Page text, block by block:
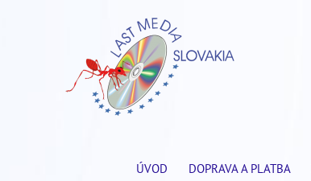
ÚVOD DOPRAVA A PLATBA